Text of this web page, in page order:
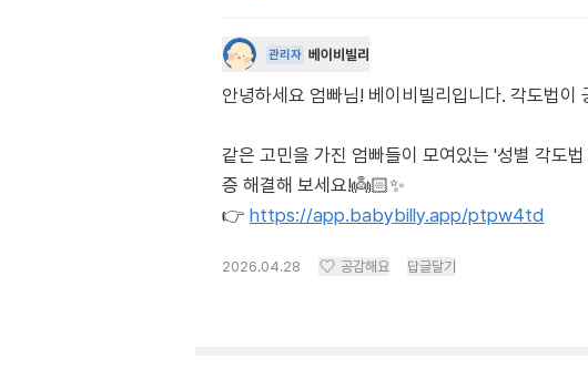
관리자 베이비빌리
안녕하세요 엄빠님! 베이비빌리입니다. 각도법이
같은 고민을 가진 엄빠들이 모여있는 '성별 각도
증 해결해 보세요!👼🏻✨
👉 https://app.babybilly.app/ptpw4td
2026.04.28 공감해요 답글달기